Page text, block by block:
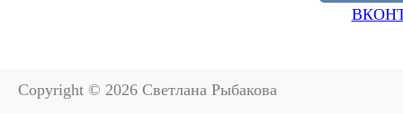
Copyright © 2026 Светлана Рыбакова